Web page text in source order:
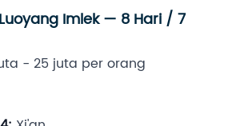
Imlek — 8 Hari / 7
- 25 juta per orang